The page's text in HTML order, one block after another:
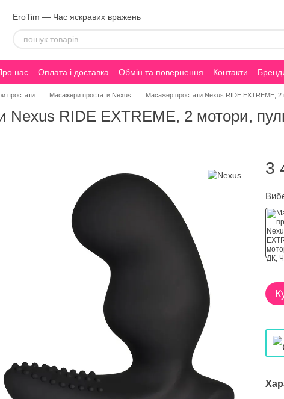
EroTim — Час яскравих вражень
нас Оплата і доставка Обмін та повернення Контакти
простати Масажери простати Nexus Масажер простати Nexus RIDE EXTREME, 2
Nexus RIDE EXTREME, 2 мотори,
3